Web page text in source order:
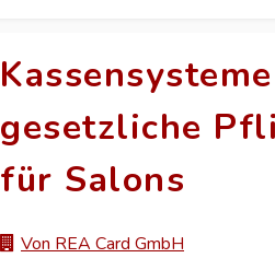
gesetzliche
für Salons
Von REA Card GmbH